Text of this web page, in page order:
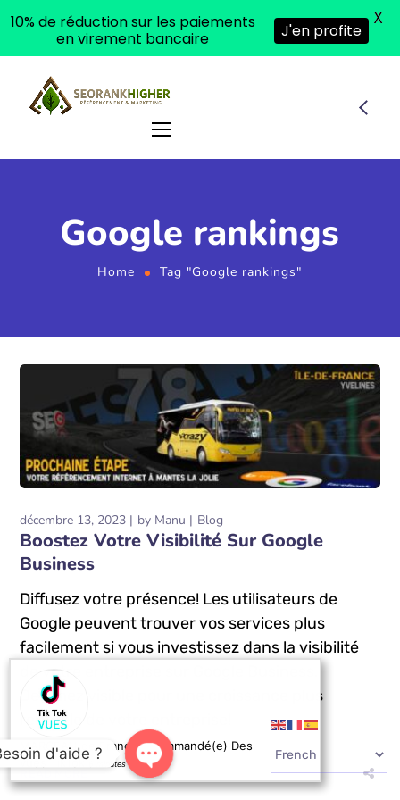
Google rankings
Home Tag "Google rankings"
décembre 13, 2023 by Manu Blog
Boostez Votre Visibilité Sur Google
Business
Diffusez votre présence! Les utilisateurs de
Google peuvent trouver vos services plus
facilement si vous investissez dans la visibilité
de votre entreprise sur Google Business.
Devenez visible pour une croissance plus
rentable de votre entreprise!
10% de réduction sur les paiements
en virement bancaire
J'en profite
X
MARCEAU de France a commandé(e) Des
vues TikTok 6 minutes ago
d'aide ?